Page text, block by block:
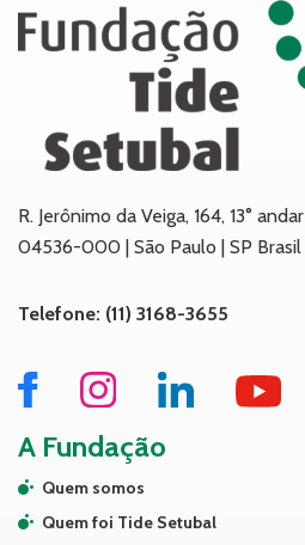
R. Jerônimo da Veiga, 164, 13° andar
04536-000 | São Paulo | SP Brasil
Telefone: (11) 3168-3655
A Fundação
Quem somos
Quem foi Tide Setubal